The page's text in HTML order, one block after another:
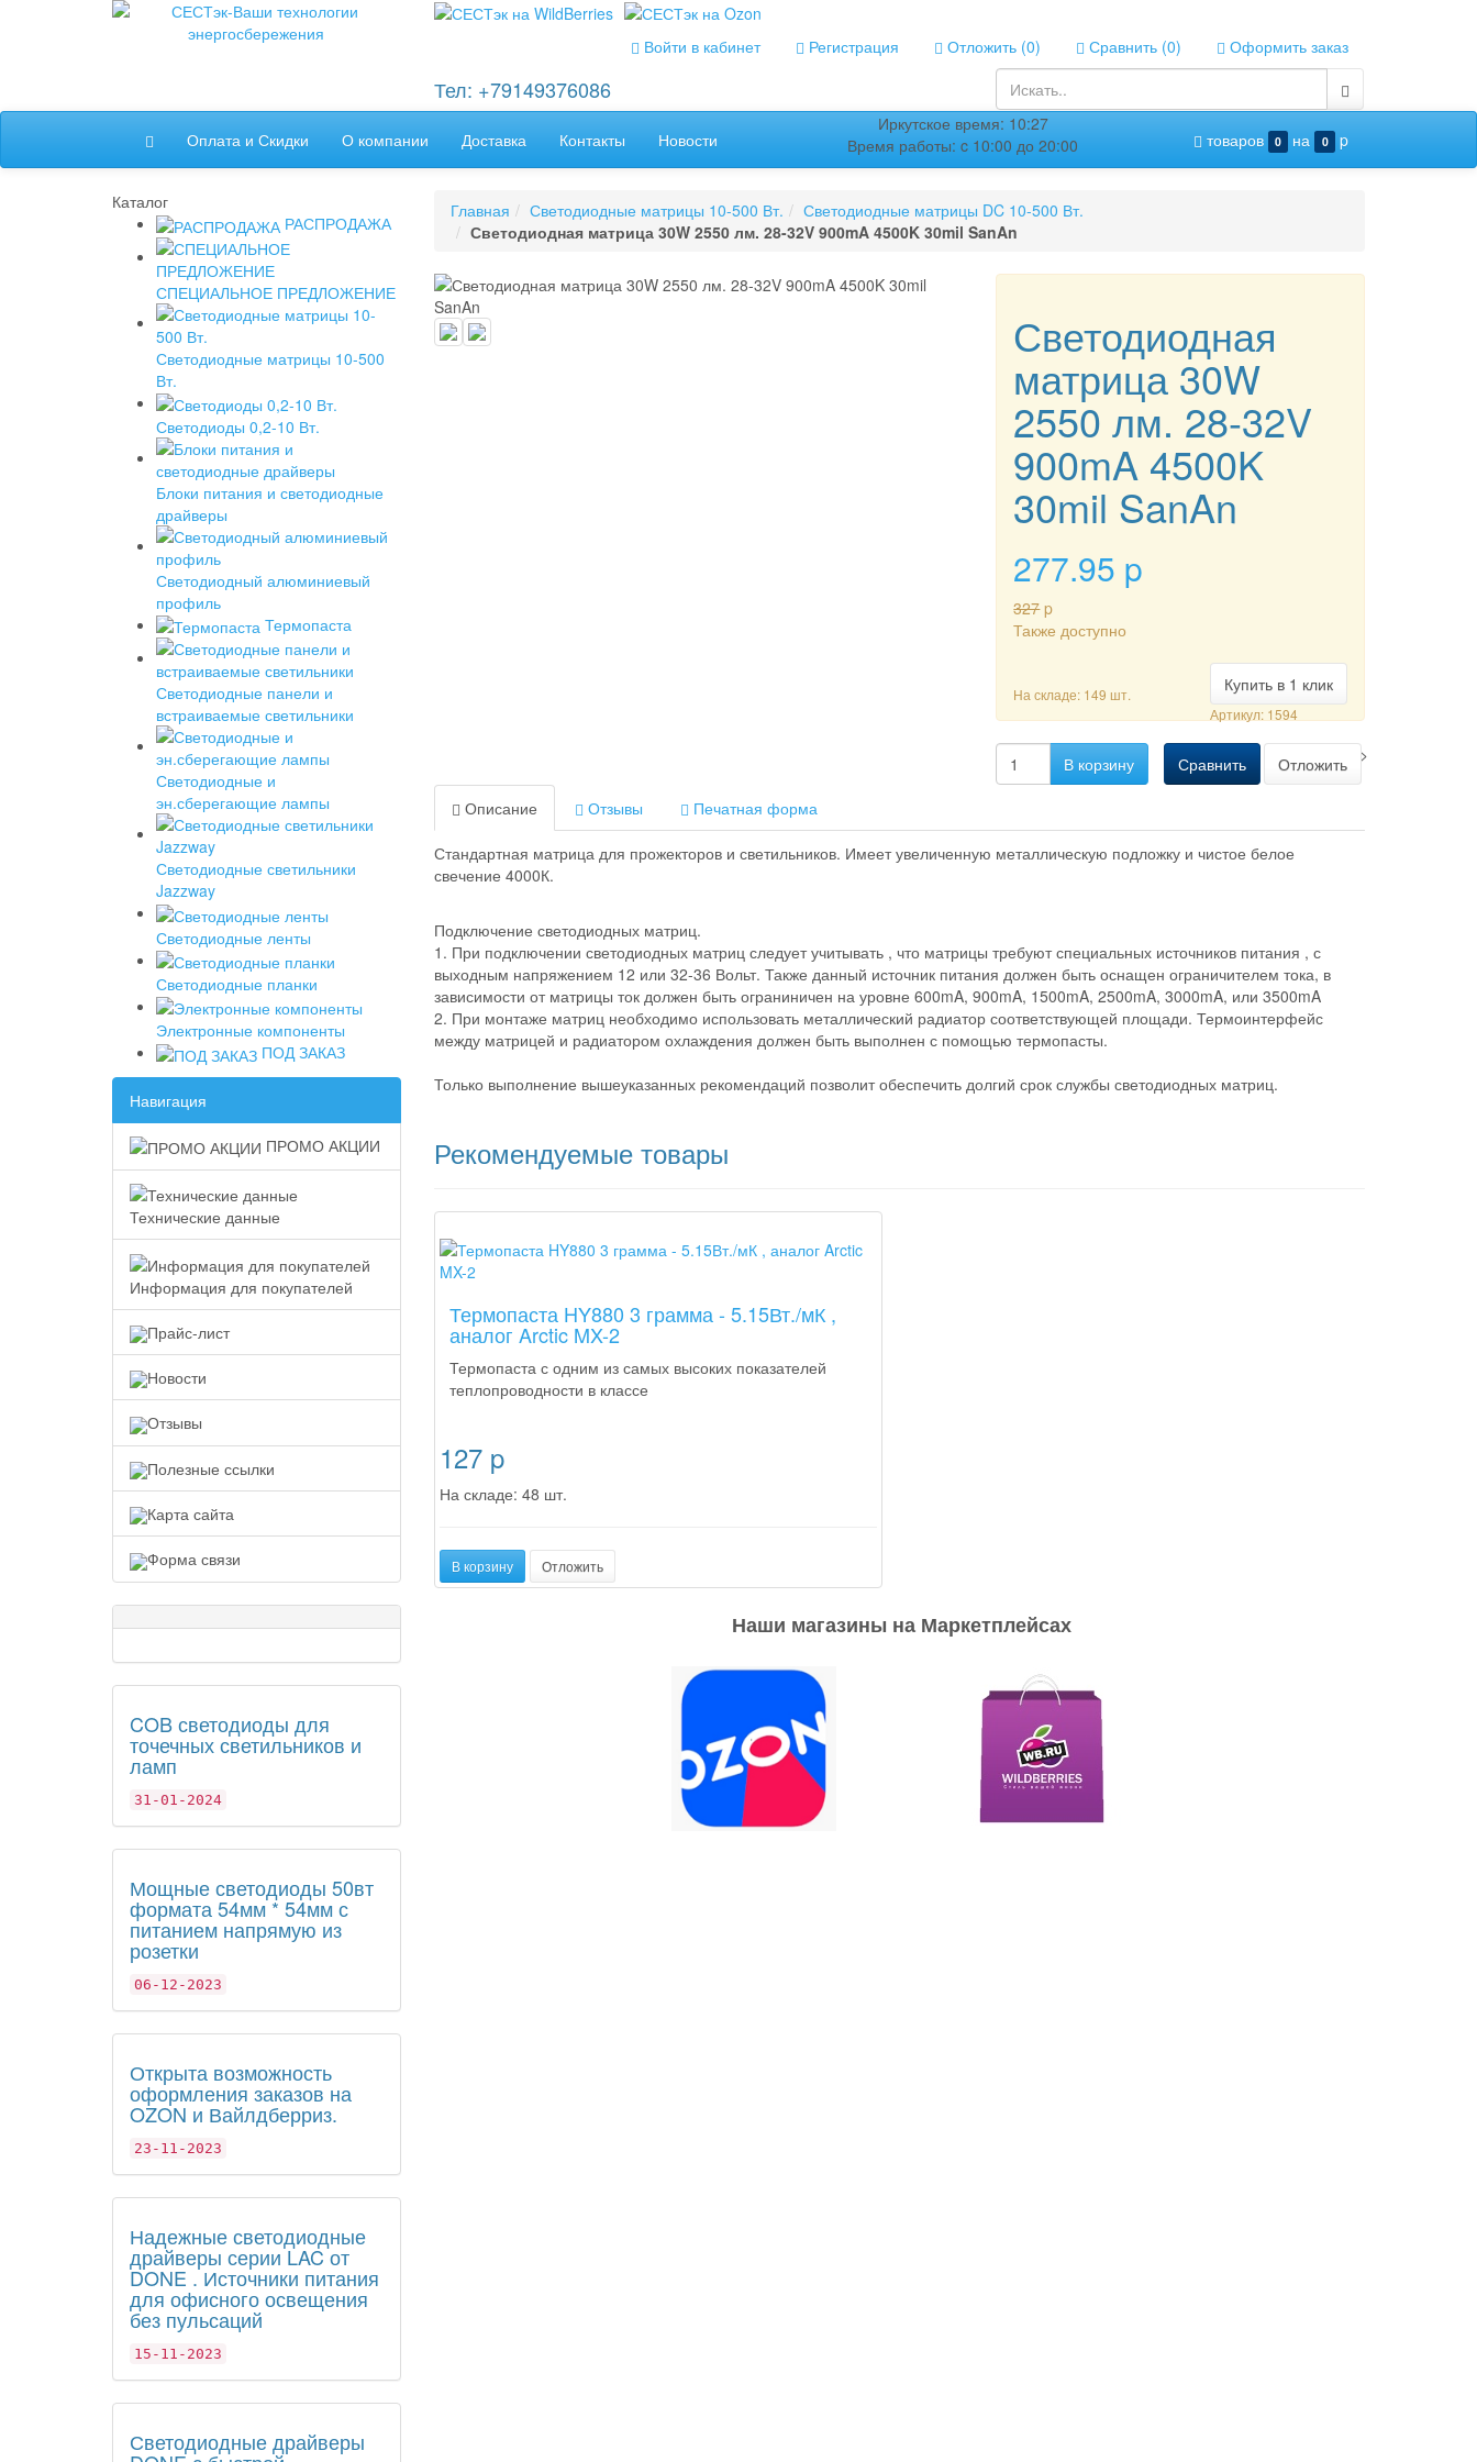
Войти в кабинет Регистрация Отложить (0) Сравнить (0) Оформить заказ
Тел: +79149376086
Оплата и Скидки О компании Доставка Контакты Новости товаров 0 на 0 p
Иркутское время: 10:27
Время работы: c 10:00 до 20:00
Каталог
РАСПРОДАЖА
СПЕЦИАЛЬНОЕ ПРЕДЛОЖЕНИЕ
Светодиодные матрицы 10-500
Вт.
Светодиоды 0,2-10 Вт.
Блоки питания и светодиодные
драйверы
Светодиодный алюминиевый
профиль
Термопаста
Светодиодные панели и
встраиваемые светильники
Светодиодные и
эн.сберегающие лампы
Светодиодные светильники
Jazzway
Светодиодные ленты
Светодиодные планки
Электронные компоненты
ПОД ЗАКАЗ
Навигация
ПРОМО АКЦИИ
Технические данные
Информация для покупателей
Прайс-лист
Новости
Отзывы
Полезные ссылки
Карта сайта
Форма связи
COB светодиоды для
точечных светильников и
ламп
31-01-2024
Мощные светодиоды 50вт
формата 54мм * 54мм с
питанием напрямую из
розетки
06-12-2023
Открыта возможность
оформления заказов на
OZON и Вайлдберриз.
23-11-2023
Надежные светодиодные
драйверы серии LAC от
DONE . Источники питания
для офисного освещения
без пульсаций
15-11-2023
Светодиодные драйверы
Главная Светодиодные матрицы 10-500 Вт.
Светодиодные матрицы DC 10-500 Вт.
Светодиодная матрица 30W 2550 лм. 28-32V 900mA 4500K 30mil SanAn
Светодиодная
матрица 30W
2550 лм. 28-32V
900mA 4500K
30mil SanAn
277.95 p
327 p
Также доступно
Купить в 1 клик
Артикул: 1594
На складе: 149 шт.
В корзину -->
Сравнить
Отложить
Описание
Отзывы Печатная форма
Стандартная матрица для прожекторов и светильников. Имеет увеличенную металлическую подложку и чистое белое
свечение 4000К.
Подключение светодиодных матриц.
1. При подключении светодиодных матриц следует учитывать , что матрицы требуют специальных источников питания , с
выходным напряжением 12 или 32-36 Вольт. Также данный источник питания должен быть оснащен ограничителем тока, в
зависимости от матрицы ток должен быть ограниничен на уровне 600mA, 900mA, 1500mA, 2500mA, 3000mA, или 3500mA
2. При монтаже матриц необходимо использовать металлический радиатор соответствующей площади. Термоинтерфейс
между матрицей и радиатором охлаждения должен быть выполнен с помощью термопасты.
Только выполнение вышеуказанных рекомендаций позволит обеспечить долгий срок службы светодиодных матриц.
Рекомендуемые товары
Термопаста HY880 3 грамма - 5.15Вт./мК ,
аналог Arctic MX-2
Термопаста с одним из самых высоких показателей
теплопроводности в классе
127 p
На складе: 48 шт.
В корзину Отложить
Наши магазины на Маркетплейсах